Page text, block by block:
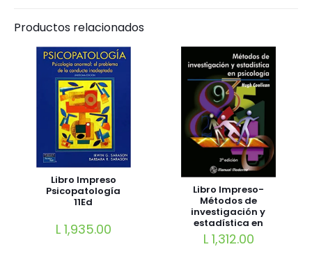
Productos relacionados
Libro Impreso
Psicopatología
11Ed
L1,935.00
Libro Impreso-
Métodos de
investigación y
estadística en
psicología-3ra Ed
L1,312.00